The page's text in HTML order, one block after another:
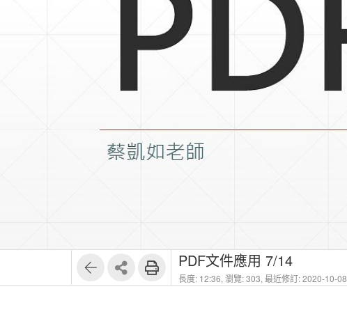
PDF文件應用 7/14
長度: 12:36, 瀏覽: 303, 最近修訂: 2020-10-08